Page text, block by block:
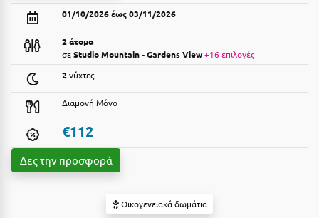
Βραχάτι Κορινθίας
Βυτίνα
Γαλαξiδι
Γλυφάδα
Γρεβενά
Δες όλες τις προσφορές
Δες όλα τα πακέτα διακοπών
01/10/2026 έως 03/11/2026
2 άτομα
σεStudio Mountain - Gardens View+16 επιλογές
2νύχτες
Διαμονή Μόνο
€112
Δες την προσφορά
Οικογενειακά δωμάτια